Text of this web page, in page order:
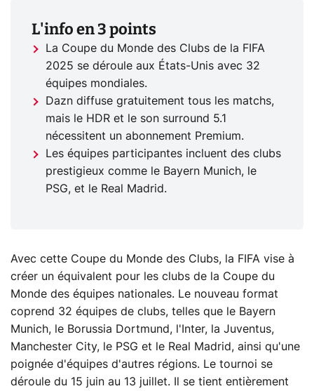
L'info en 3 points
La Coupe du Monde des Clubs de la FIFA
2025 se déroule aux États-Unis avec 32
équipes mondiales.
Dazn diffuse gratuitement tous les matchs,
mais le HDR et le son surround 5.1
nécessitent un abonnement Premium.
Les équipes participantes incluent des clubs
prestigieux comme le Bayern Munich, le
PSG, et le Real Madrid.
Avec cette Coupe du Monde des Clubs, la FIFA vise à
créer un équivalent pour les clubs de la Coupe du
Monde des équipes nationales. Le nouveau format
coprend 32 équipes de clubs, telles que le Bayern
Munich, le Borussia Dortmund, l'Inter, la Juventus,
Manchester City, le PSG et le Real Madrid, ainsi qu'une
poignée d'équipes d'autres régions. Le tournoi se
déroule du 15 juin au 13 juillet. Il se tient entièrement